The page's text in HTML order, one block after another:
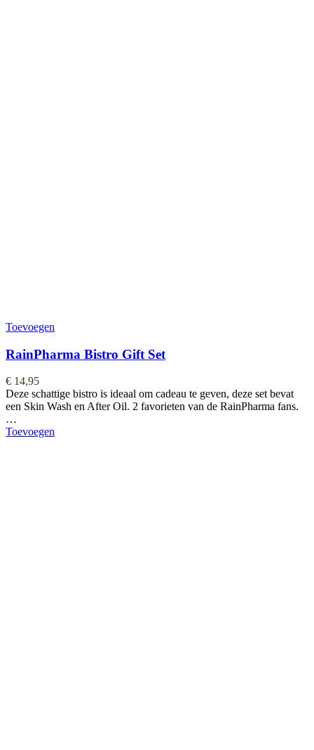
Toevoegen
RainPharma Bistro Gift Set
€ 14,95
Deze schattige bistro is ideaal om cadeau te geven, deze set bevat
een Skin Wash en After Oil. 2 favorieten van de RainPharma fans.
…
Toevoegen